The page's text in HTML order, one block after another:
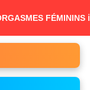
FÉMININS ℹ️